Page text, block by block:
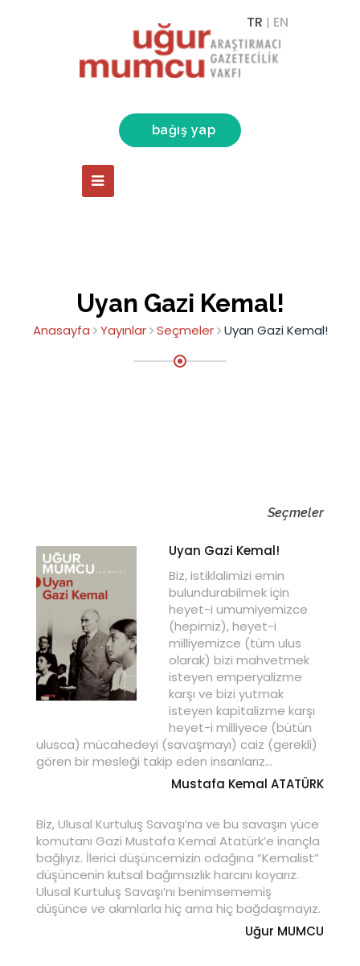
TR | EN
bağış yap
Uyan Gazi Kemal!
Anasayfa Yayınlar Seçmeler Uyan Gazi Kemal!
Seçmeler
Uyan Gazi Kemal!
Biz, istiklalimizi emin
bulundurabilmek için
heyet-i umumiyemizce
(hepimiz), heyet-i
milliyemizce (tüm ulus
olarak) bizi mahvetmek
isteyen emperyalizme
karşı ve bizi yutmak
isteyen kapitalizme karşı
heyet-i milliyece (bütün
ulusca) mücahedeyi (savaşmayı) caiz (gerekli)
gören bir mesleği takip eden insanlarız…
Mustafa Kemal ATATÜRK
Biz, Ulusal Kurtuluş Savaşı’na ve bu savaşın yüce
komutanı Gazi Mustafa Kemal Atatürk’e inançla
bağlıyız. İlerici düşüncemizin odağına “Kemalist”
düşüncenin kutsal bağımsızlık harcını koyarız.
Ulusal Kurtuluş Savaşı’nı benimsememiş
düşünce ve akımlarla hiç ama hiç bağdaşmayız.
Uğur MUMCU